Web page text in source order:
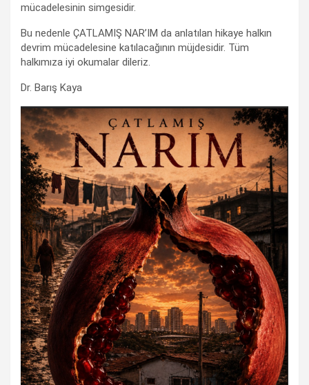
mücadelesinin simgesidir.
Bu nedenle ÇATLAMIŞ NAR’IM da anlatılan hikaye halkın
devrim mücadelesine katılacağının müjdesidir. Tüm
halkımıza iyi okumalar dileriz.
Dr. Barış Kaya